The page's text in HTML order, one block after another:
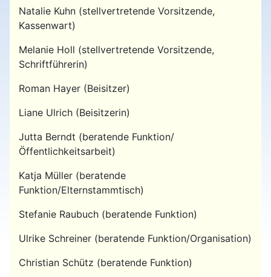
Natalie Kuhn (stellvertretende Vorsitzende,
Kassenwart)
Melanie Holl (stellvertretende Vorsitzende,
Schriftführerin)
Roman Hayer (Beisitzer)
Liane Ulrich (Beisitzerin)
Jutta Berndt (beratende Funktion/
Öffentlichkeitsarbeit)
Katja Müller (beratende
Funktion/Elternstammtisch)
Stefanie Raubuch (beratende Funktion)
Ulrike Schreiner (beratende Funktion/Organisation)
Christian Schütz (beratende Funktion)